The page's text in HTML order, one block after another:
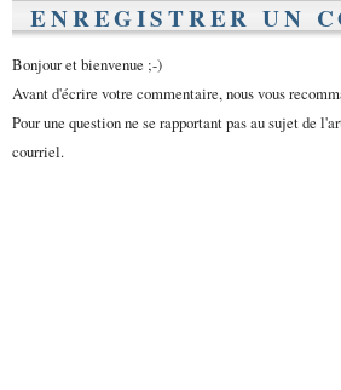
ENREGISTRER UN
Bonjour et bienvenue ;-)
Avant d'écrire votre commentaire, nous vous
Pour une question ne se rapportant pas au sujet de
courriel.